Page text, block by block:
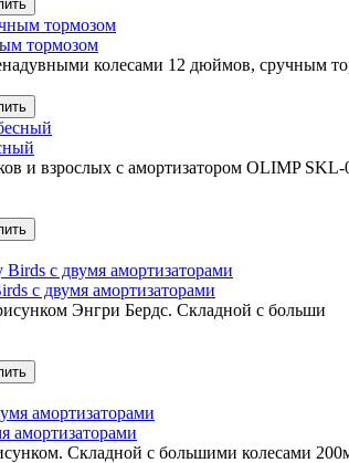
тормозом
колесами 12 дюймов, сручным
и взрослых с амортизатором OLIMP SKL-
с двумя амортизаторами
Энгри Бердс. Складной с больши
амортизаторами
Складной с большими колесами